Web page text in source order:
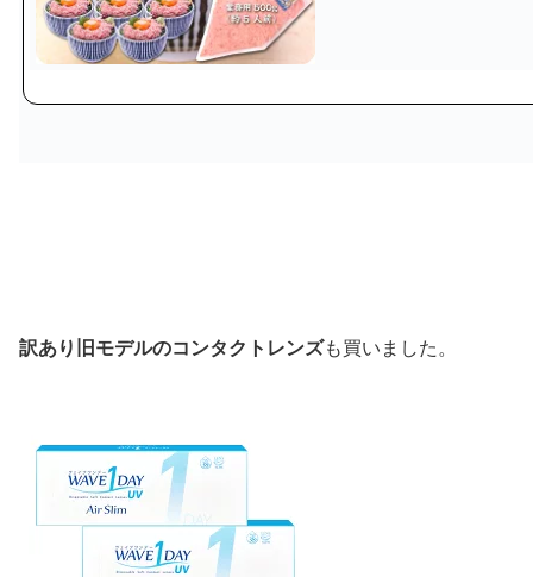
訳あり 旧モデルのコンタクトレンズも買いました。